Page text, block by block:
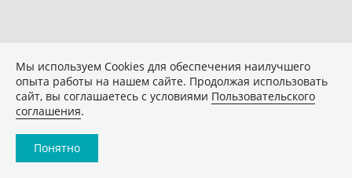
Мы используем Сookies для обеспечения наилучшего
опыта работы на нашем сайте. Продолжая использовать
сайт, вы соглашаетесь с условиями Пользовательского
соглашения.
Понятно